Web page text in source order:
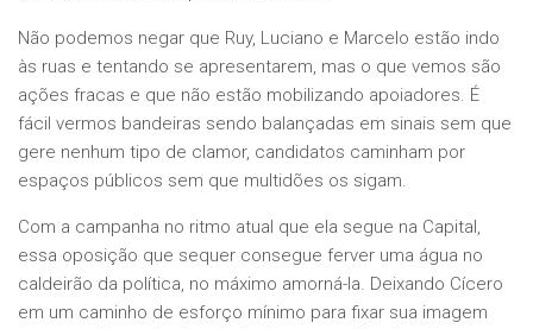
Não podemos negar que Ruy, Luciano e Marcelo estão indo
às ruas e tentando se apresentarem, mas o que vemos são
ações fracas e que não estão mobilizando apoiadores. É
fácil vermos bandeiras sendo balançadas em sinais sem que
gere nenhum tipo de clamor, candidatos caminham por
espaços públicos sem que multidões os sigam.
Com a campanha no ritmo atual que ela segue na Capital,
essa oposição que sequer consegue ferver uma água no
caldeirão da política, no máximo amorná-la. Deixando Cícero
em um caminho de esforço mínimo para fixar sua imagem